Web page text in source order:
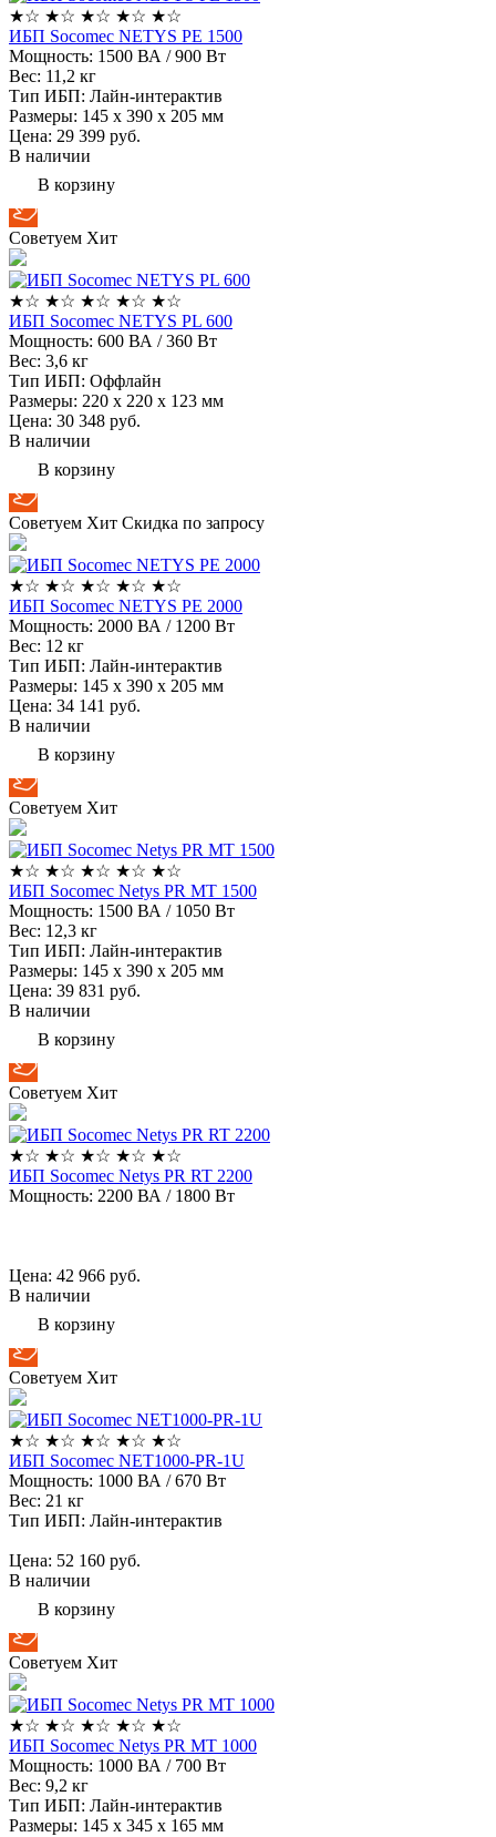
★☆ ★☆ ★☆ ★☆ ★☆
ИБП Socomec NETYS PE 1500
Мощность: 1500 ВА / 900 Вт
Вес: 11,2 кг
Тип ИБП: Лайн-интерактив
Размеры: 145 х 390 х 205 мм
Цена: 29 399 руб.
В наличии
В корзину
Советуем Хит
★☆ ★☆ ★☆ ★☆ ★☆
ИБП Socomec NETYS PL 600
Мощность: 600 ВА / 360 Вт
Вес: 3,6 кг
Тип ИБП: Оффлайн
Размеры: 220 х 220 х 123 мм
Цена: 30 348 руб.
В наличии
В корзину
Советуем Хит Скидка по запросу
★☆ ★☆ ★☆ ★☆ ★☆
ИБП Socomec NETYS PE 2000
Мощность: 2000 ВА / 1200 Вт
Вес: 12 кг
Тип ИБП: Лайн-интерактив
Размеры: 145 х 390 х 205 мм
Цена: 34 141 руб.
В наличии
В корзину
Советуем Хит
★☆ ★☆ ★☆ ★☆ ★☆
ИБП Socomec Netys PR MT 1500
Мощность: 1500 ВА / 1050 Вт
Вес: 12,3 кг
Тип ИБП: Лайн-интерактив
Размеры: 145 x 390 x 205 мм
Цена: 39 831 руб.
В наличии
В корзину
Советуем Хит
★☆ ★☆ ★☆ ★☆ ★☆
ИБП Socomec Netys PR RT 2200
Мощность: 2200 ВА / 1800 Вт
Цена: 42 966 руб.
В наличии
В корзину
Советуем Хит
★☆ ★☆ ★☆ ★☆ ★☆
ИБП Socomec NET1000-PR-1U
Мощность: 1000 ВА / 670 Вт
Вес: 21 кг
Тип ИБП: Лайн-интерактив
Цена: 52 160 руб.
В наличии
В корзину
Советуем Хит
★☆ ★☆ ★☆ ★☆ ★☆
ИБП Socomec Netys PR MT 1000
Мощность: 1000 ВА / 700 Вт
Вес: 9,2 кг
Тип ИБП: Лайн-интерактив
Размеры: 145 x 345 x 165 мм